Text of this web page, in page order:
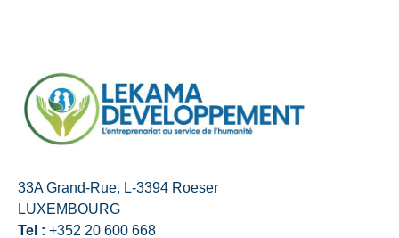
33A Grand-Rue, L-3394 Roeser
LUXEMBOURG
Tel : +352 20 600 668